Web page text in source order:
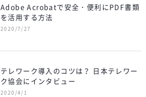
Adobe Acrobatで安全・便利にPDF書類
を活用する方法
2020/7/27
テレワーク導入のコツは？ 日本テレワー
ク協会にインタビュー
2020/4/1